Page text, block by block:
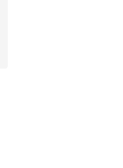
baisse de € 34,99 à